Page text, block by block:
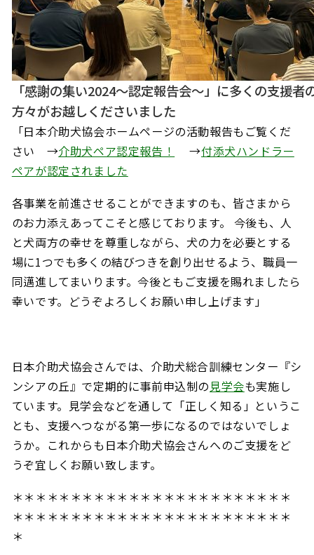
「感謝の集い2024～認定報告会～」に多くの支援者
方々がお越しくださいました
「日本介助犬協会ホームページの活動報告もご覧くだ
さい →介助犬ペア認定報告！ →付添犬ハンドラー
ペアが認定されました
各事業を前進させることができますのも、皆さまから
のお力添えあってこそと感じております。 今後も、人
と犬両方の幸せを尊重しながら、犬の力を必要とする
場に1つでも多くの結びつきを創り出せるよう、職員一
同邁進してまいります。今後ともご支援を賜れましたら
幸いです。どうぞよろしくお願い申し上げます」
日本介助犬協会さんでは、介助犬総合訓練センター『シ
ンシアの丘』で定期的に事前申込制の見学会も実施し
ています。見学会などを通して「正しく知る」というこ
とも、支援へつながる第一歩になるのではないでしょ
うか。これからも 日本介助犬協会さんへのご支援をど
うぞ宜しくお願い致します。
＊＊＊＊＊＊＊＊＊＊＊＊＊＊＊＊＊＊＊＊＊＊＊＊
＊＊＊＊＊＊＊＊＊＊＊＊＊＊＊＊＊＊＊＊＊＊＊＊
＊